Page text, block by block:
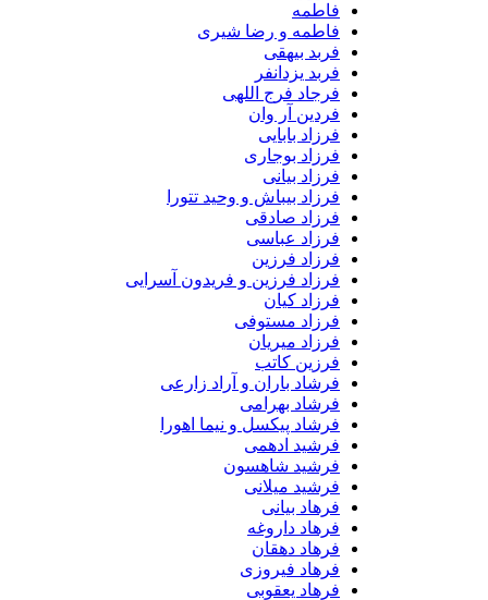
فاطمه و رضا شیری
فربد بیهقی
فربد یزدانفر
فرجاد فرج اللهی
فردین آر وان
فرزاد بابایی
فرزاد بوجاری
فرزاد بیانی
فرزاد بیباش و وحید تتورا
فرزاد صادقی
فرزاد عباسی
فرزاد فرزین
فرزاد فرزین و فریدون آسرایی
فرزاد کیان
فرزاد مستوفی
فرزاد میریان
فرزین کاتب
فرشاد باران و آراد زارعی
فرشاد بهرامی
فرشاد پیکسل و نیما اهورا
فرشید ادهمی
فرشید شاهسون
فرشید میلانی
فرهاد بیانی
فرهاد داروغه
فرهاد دهقان
فرهاد فیروزی
فرهاد یعقوبی